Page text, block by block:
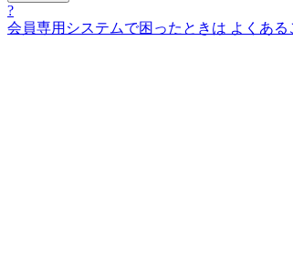
?
会員専用システムで困ったときは よくある